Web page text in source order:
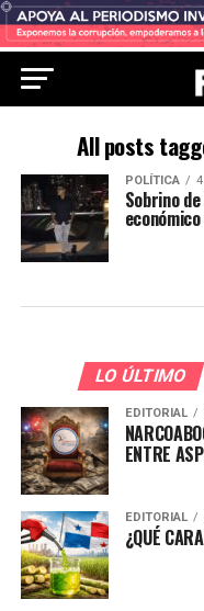
All posts
POLÍTICA
Sobrino
LO ÚLTIMO
EDITORIAL
ENTRE
EDITORIAL
¿QUÉ